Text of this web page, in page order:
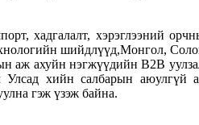
хадгалалт, хэрэглээний
шийдлүүд,Монгол,
ахуйн нэгжүүдийн B2B
хийн салбарын аюулгүй
гэж үзэж байна.